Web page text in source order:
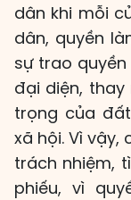
dân khi mỗi
dân, quyền
sự trao
đại diện,
trọng của
xã hội. Vì
trách nhiệm,
phiếu, vì